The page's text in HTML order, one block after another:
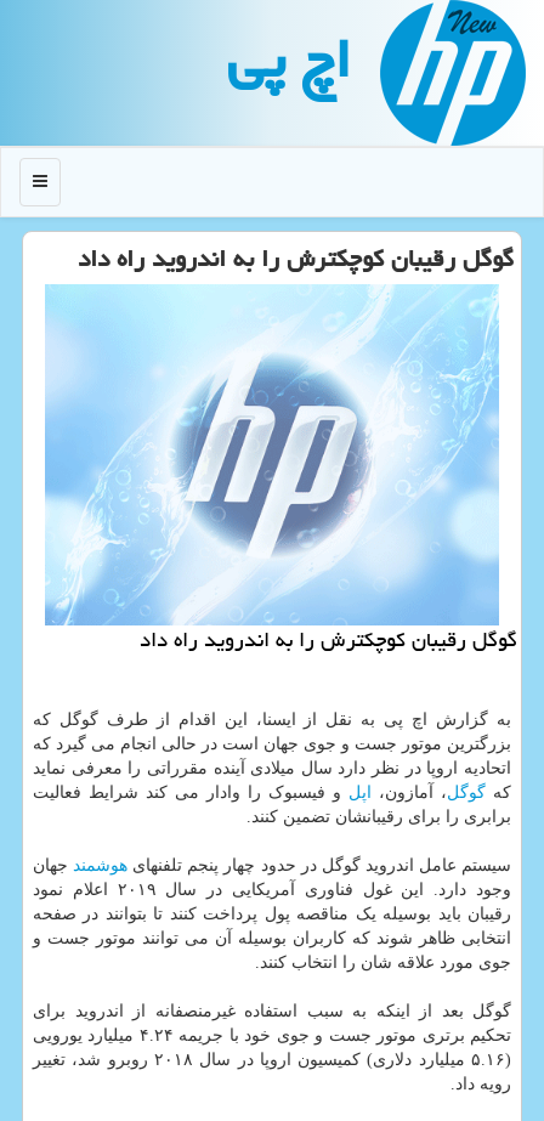
اچ پی
منو
گوگل رقیبان كوچكترش را به اندروید راه داد
گوگل رقیبان كوچكترش را به اندروید راه داد
به گزارش اچ پی به نقل از ایسنا، این اقدام از طرف گوگل که
بزرگترین موتور جست و جوی جهان است در حالی انجام می گیرد که
اتحادیه اروپا در نظر دارد سال میلادی آینده مقرراتی را معرفی نماید
که گوگل، آمازون، اپل و فیسبوک را وادار می کند شرایط فعالیت
برابری را برای رقیبانشان تضمین کنند.
سیستم عامل اندروید گوگل در حدود چهار پنجم تلفنهای هوشمند جهان
وجود دارد. این غول فناوری آمریکایی در سال ۲۰۱۹ اعلام نمود
رقیبان باید بوسیله یک مناقصه پول پرداخت کنند تا بتوانند در صفحه
انتخابی ظاهر شوند که کاربران بوسیله آن می توانند موتور جست و
جوی مورد علاقه شان را انتخاب کنند.
گوگل بعد از اینکه به سبب استفاده غیرمنصفانه از اندروید برای
تحکیم برتری موتور جست و جوی خود با جریمه ۴.۲۴ میلیارد یورویی
(۵.۱۶ میلیارد دلاری) کمیسیون اروپا در سال ۲۰۱۸ روبرو شد، تغییر
رویه داد.